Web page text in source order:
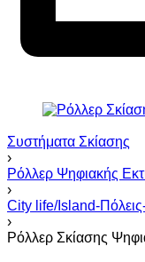
Συστήματα Σκίασης
›
Ρόλλερ Ψηφιακής
›
City life/Island-
›
Ρόλλερ Σκίασης